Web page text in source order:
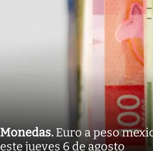
Monedas. Euro a peso
este jueves 6 de agosto